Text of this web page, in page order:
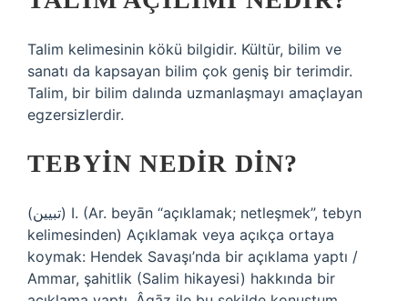
Talim kelimesinin kökü bilgidir. Kültür, bilim ve
sanatı da kapsayan bilim çok geniş bir terimdir.
Talim, bir bilim dalında uzmanlaşmayı amaçlayan
egzersizlerdir.
TEBYIN NEDIR DIN?
(ﺗﺒﻴﻴﻦ) I. (Ar. beyān “açıklamak; netleşmek”, tebyn
kelimesinden) Açıklamak veya açıkça ortaya
koymak: Hendek Savaşı’nda bir açıklama yaptı /
Ammar, şahitlik (Salim hikayesi) hakkında bir